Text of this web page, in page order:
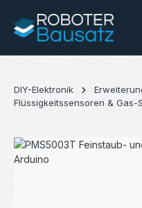
Zum Hauptinhalt springen
DIY-Elektronik
Flüssigkeitssensoren & Gas-
Bildergalerie überspringen